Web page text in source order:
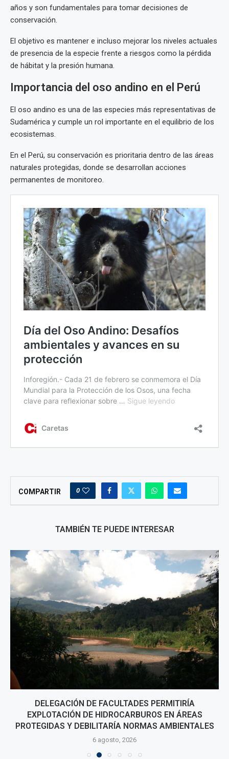
años y son fundamentales para tomar decisiones de
conservación.
El objetivo es mantener e incluso mejorar los niveles actuales
de presencia de la especie frente a riesgos como la pérdida
de hábitat y la presión humana.
Importancia del oso andino en el Perú
El oso andino es una de las especies más representativas de
Sudamérica y cumple un rol importante en el equilibrio de los
ecosistemas.
En el Perú, su conservación es prioritaria dentro de las áreas
naturales protegidas, donde se desarrollan acciones
permanentes de monitoreo.
COMPARTIR 0
TAMBIÉN TE PUEDE INTERESAR
DELEGACIÓN DE FACULTADES PERMITIRÍA
EXPLOTACIÓN DE HIDROCARBUROS EN ÁREAS
PROTEGIDAS Y DEBILITARÍA NORMAS AMBIENTALES
6 agosto, 2026